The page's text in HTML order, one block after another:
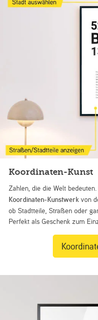
Koordinaten-Kunst
Zahlen, die die Welt
Koordinaten-Kunstwerk von
ob Stadtteile, Straßen oder
Perfekt als Geschenk zum